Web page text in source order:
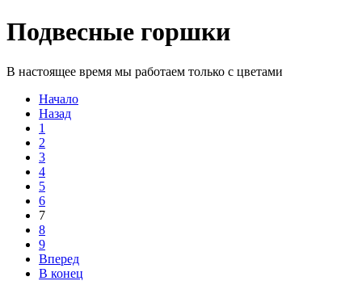
Подвесные горшки
В настоящее время мы работаем только с цветами
Начало
Назад
1
2
3
4
5
6
7
8
9
Вперед
В конец